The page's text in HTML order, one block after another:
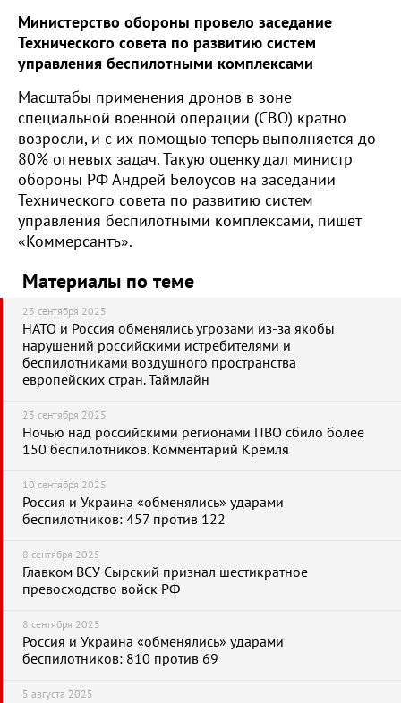
Министерство обороны провело заседание
Технического совета по развитию систем
управления беспилотными комплексами
Масштабы применения дронов в зоне
специальной военной операции (СВО) кратно
возросли, и с их помощью теперь выполняется до
80% огневых задач. Такую оценку дал министр
обороны РФ Андрей Белоусов на заседании
Технического совета по развитию систем
управления беспилотными комплексами, пишет
«Коммерсантъ».
Материалы по теме
23 сентября 2025
НАТО и Россия обменялись угрозами из-за якобы
нарушений российскими истребителями и
беспилотниками воздушного пространства
европейских стран. Таймлайн
23 сентября 2025
Ночью над российскими регионами ПВО сбило более
150 беспилотников. Комментарий Кремля
10 сентября 2025
Россия и Украина «обменялись» ударами
беспилотников: 457 против 122
8 сентября 2025
Главком ВСУ Сырский признал шестикратное
превосходство войск РФ
8 сентября 2025
Россия и Украина «обменялись» ударами
беспилотников: 810 против 69
5 августа 2025